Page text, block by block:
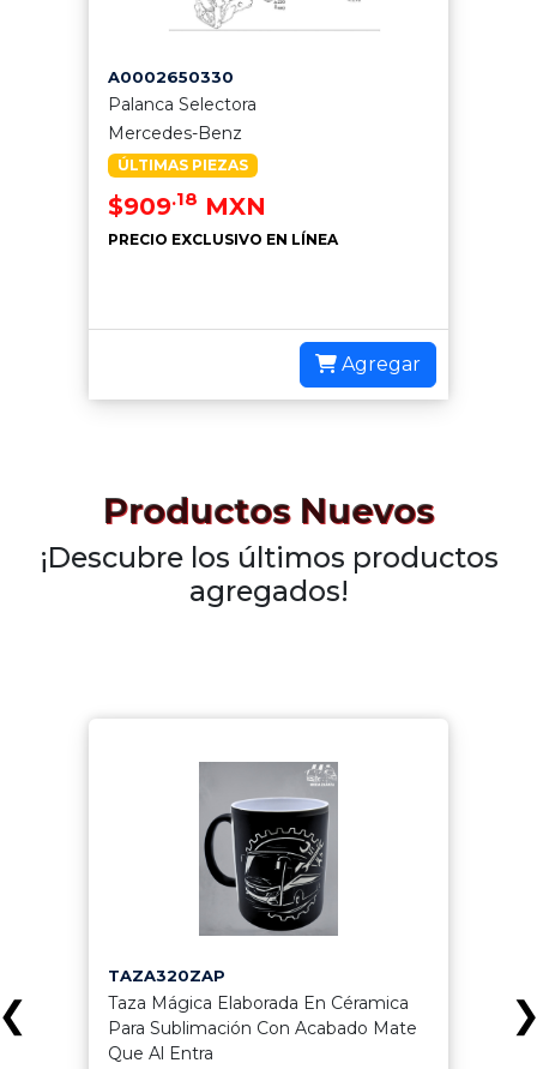
A0002650330
Palanca Selectora
Mercedes-Benz
ÚLTIMAS PIEZAS
$909.18 MXN
PRECIO EXCLUSIVO EN LÍNEA
Agregar
Productos Nuevos
¡Descubre los últimos productos
agregados!
TAZA320ZAP
Taza Mágica Elaborada En Céramica
Para Sublimación Con Acabado Mate
Que Al Entra